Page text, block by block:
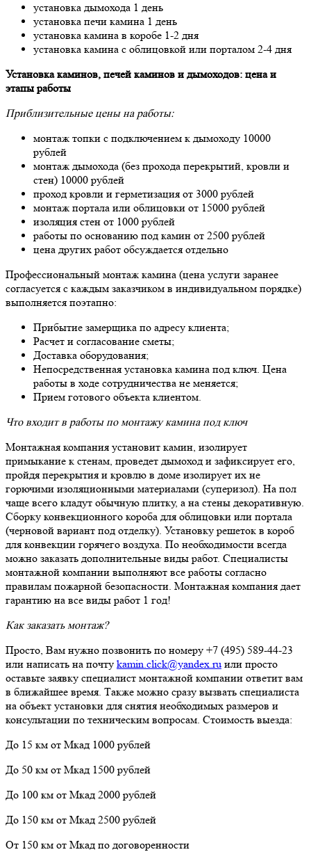
установка дымохода 1 день
установка печи камина 1 день
установка камина в коробе 1-2 дня
установка камина с облицовкой или порталом 2-4 дня
Установка каминов, печей каминов и дымоходов: цена и
этапы работы
Приблизительные цены на работы:
монтаж топки с подключением к дымоходу 10000
рублей
монтаж дымохода (без прохода перекрытий, кровли и
стен) 10000 рублей
проход кровли и герметизация от 3000 рублей
монтаж портала или облицовки от 15000 рублей
изоляция стен от 1000 рублей
работы по основанию под камин от 2500 рублей
цена других работ обсуждается отдельно
Профессиональный монтаж камина (цена услуги заранее
согласуется с каждым заказчиком в индивидуальном порядке)
выполняется поэтапно:
Прибытие замерщика по адресу клиента;
Расчет и согласование сметы;
Доставка оборудования;
Непосредственная установка камина под ключ. Цена
работы в ходе сотрудничества не меняется;
Прием готового объекта клиентом.
Что входит в работы по монтажу камина под ключ
Монтажная компания установит камин, изолирует
примыкание к стенам, проведет дымоход и зафиксирует его,
пройдя перекрытия и кровлю в доме изолирует их не
горючими изоляционными материалами (суперизол). На пол
чаще всего кладут обычную плитку, а на стены декоративную.
Сборку конвекционного короба для облицовки или портала
(черновой вариант под отделку). Установку решеток в короб
для конвекции горячего воздуха. По необходимости всегда
можно заказать дополнительные виды работ. Специалисты
монтажной компании выполняют все работы согласно
правилам пожарной безопасности. Монтажная компания дает
гарантию на все виды работ 1 год!
Как заказать монтаж?
Просто, Вам нужно позвонить по номеру +7 (495) 589-44-23
или написать на почту kamin.click@yandex.ru или просто
оставьте заявку специалист монтажной компании ответит вам
в ближайшее время. Также можно сразу вызвать специалиста
на объект установки для снятия необходимых размеров и
консультации по техническим вопросам. Стоимость выезда:
До 15 км от Мкад 1000 рублей
До 50 км от Мкад 1500 рублей
До 100 км от Мкад 2000 рублей
До 150 км от Мкад 2500 рублей
От 150 км от Мкад по договоренности